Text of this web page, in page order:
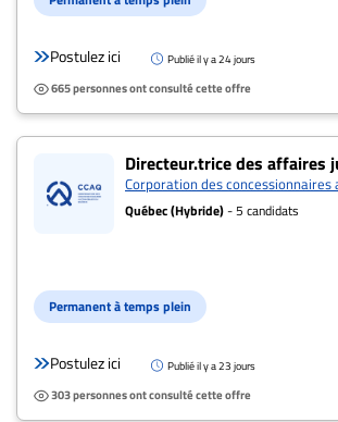
Postulez ici Publié il y a 24 jours
665 personnes ont consulté cette offre
Directeur.trice des affaires
Corporation des concessionnaires
québec
Québec (Hybride)- 5 candidats
Permanent à temps plein
Postulez ici Publié il y a 23 jours
303 personnes ont consulté cette offre